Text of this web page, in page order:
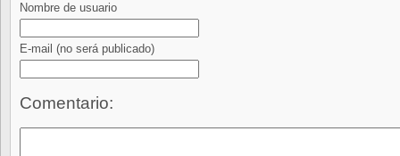
Nombre de usuario
E-mail (no será publicado)
Comentario: